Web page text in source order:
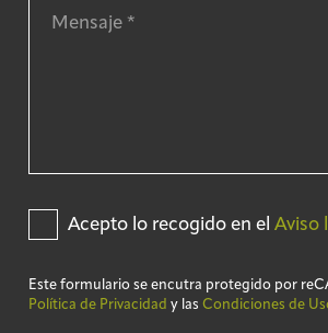
Acepto lo recogido en el Aviso
Este formulario se encutra protegido por
Política de Privacidad y las Condiciones de